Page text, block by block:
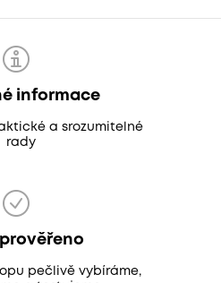
informace
a srozumitelné
rady
prověřeno
pečlivě vybíráme,